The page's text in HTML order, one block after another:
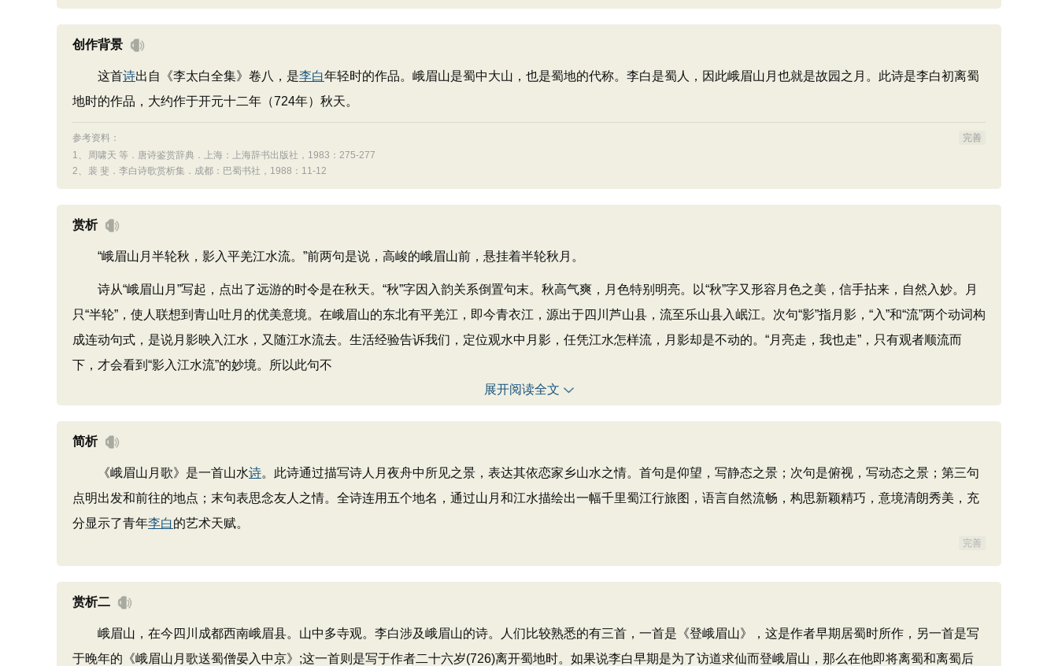
创作背景
这首诗出自《李太白全集》卷八，是李白年轻时的作品。峨眉山是蜀中大山，也是蜀地的代称。李白是蜀人，因此峨眉山月也就是故园之月。此诗是李白初离蜀
地时的作品，大约作于开元十二年（724年）秋天。
参考资料：
完善
1、
周啸天 等．唐诗鉴赏辞典．上海：上海辞书出版社，1983：275-277
2、
裴 斐．李白诗歌赏析集．成都：巴蜀书社，1988：11-12
赏析
“峨眉山月半轮秋，影入平羌江水流。”前两句是说，高峻的峨眉山前，悬挂着半轮秋月。
诗从“峨眉山月”写起，点出了远游的时令是在秋天。“秋”字因入韵关系倒置句末。秋高气爽，月色特别明亮。以“秋”字又形容月色之美，信手拈来，自然入妙。月
只“半轮”，使人联想到青山吐月的优美意境。在峨眉山的东北有平羌江，即今青衣江，源出于四川芦山县，流至乐山县入岷江。次句“影”指月影，“入”和“流”两个动词构
成连动句式，是说月影映入江水，又随江水流去。生活经验告诉我们，定位观水中月影，任凭江水怎样流，月影却是不动的。“月亮走，我也走”，只有观者顺流而
下，才会看到“影入江水流”的妙境。所以此句不
展开阅读全文
简析
《峨眉山月歌》是一首山水诗。此诗通过描写诗人月夜舟中所见之景，表达其依恋家乡山水之情。首句是仰望，写静态之景；次句是俯视，写动态之景；第三句
点明出发和前往的地点；末句表思念友人之情。全诗连用五个地名，通过山月和江水描绘出一幅千里蜀江行旅图，语言自然流畅，构思新颖精巧，意境清朗秀美，充
分显示了青年李白的艺术天赋。
完善
赏析二
峨眉山，在今四川成都西南峨眉县。山中多寺观。李白涉及峨眉山的诗。人们比较熟悉的有三首，一首是《登峨眉山》，这是作者早期居蜀时所作，另一首是写
于晚年的《峨眉山月歌送蜀僧晏入中京》;这一首则是写于作者二十六岁(726)离开蜀地时。如果说李白早期是为了访道求仙而登峨眉山，那么在他即将离蜀和离蜀后